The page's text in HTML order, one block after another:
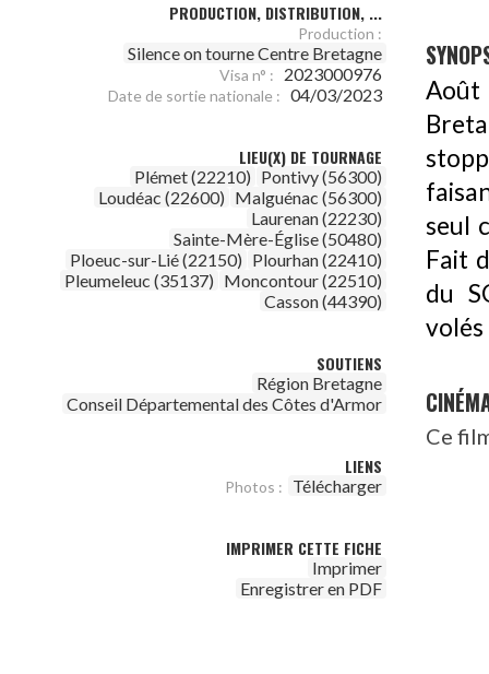
PRODUCTION, DISTRIBUTION, ...
Production :
Silence on tourne Centre Bretagne
Visa n° : 2023000976
Date de sortie nationale : 04/03/2023
LIEU(X) DE TOURNAGE
Plémet (22210) Pontivy (56300)
Loudéac (22600) Malguénac (56300)
Laurenan (22230)
Sainte-Mère-Église (50480)
Ploeuc-sur-Lié (22150) Plourhan (22410)
Pleumeleuc (35137) Moncontour (22510)
Casson (44390)
SOUTIENS
Région Bretagne
Conseil Départemental des Côtes d'Armor
LIENS
Photos : Télécharger
IMPRIMER CETTE FICHE
Imprimer
Enregistrer en PDF
Août
seul
Fait
du
volés
Ce